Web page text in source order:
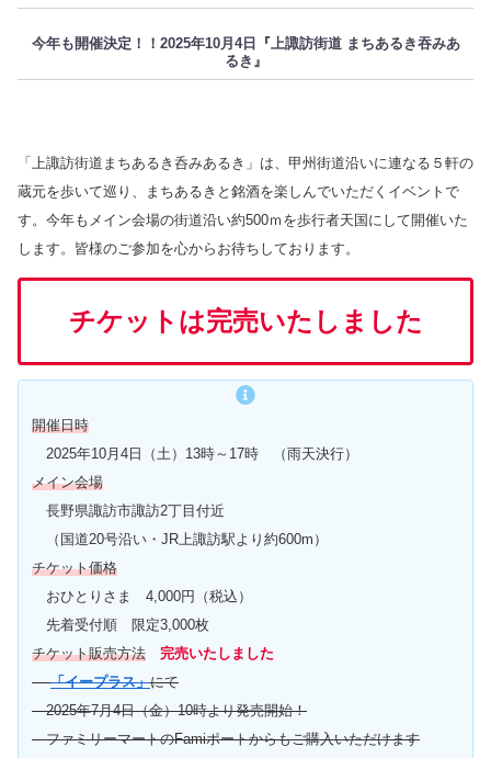
今年も開催決定！！2025年10月4日『上諏訪街道 まちあるき吞みあ
るき』
「上諏訪街道まちあるき呑みあるき」は、甲州街道沿いに連なる５軒の
蔵元を歩いて巡り、まちあるきと銘酒を楽しんでいただくイベントで
す。今年もメイン会場の街道沿い約500ｍを歩行者天国にして開催いた
します。皆様のご参加を心からお待ちしております。
チケット は完売いたしました
開催日時
2025年10月4日（土）13時～17時 （雨天決行）
メイン会場
長野県諏訪市諏訪2丁目付近
（国道20号沿い・JR上諏訪駅より約600m）
チケット価格
おひとりさま 4,000円（税込）
先着受付順 限定3,000枚
チケット販売方法
完売いたしました
「イープラス」にて
2025年7月4日（金）10時より発売開始！
ファミリーマートのFamiポートからもご購入いただけます